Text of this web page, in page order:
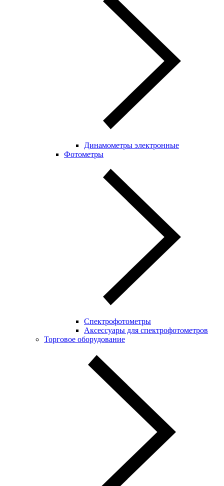
Динамометры электронные
Фотометры
Спектрофотометры
Аксессуары для спектрофотометров
Торговое оборудование